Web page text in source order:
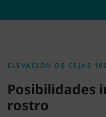
ELEVACIÓN DE CEJAS
Posibilidades
rostro